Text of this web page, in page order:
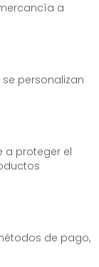
a
personalizan
a proteger el
de pago,